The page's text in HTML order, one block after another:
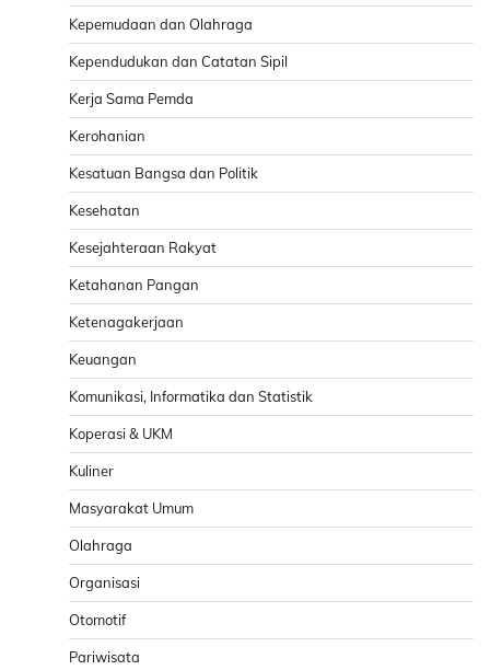
Kepemudaan dan Olahraga
Kependudukan dan Catatan Sipil
Kerja Sama Pemda
Kerohanian
Kesatuan Bangsa dan Politik
Kesehatan
Kesejahteraan Rakyat
Ketahanan Pangan
Ketenagakerjaan
Keuangan
Komunikasi, Informatika dan Statistik
Koperasi & UKM
Kuliner
Masyarakat Umum
Olahraga
Organisasi
Otomotif
Pariwisata